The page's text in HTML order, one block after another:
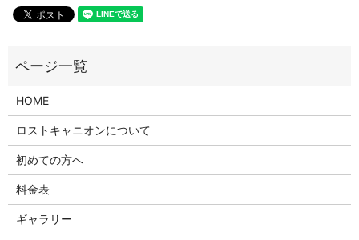
HOME
ロストキャニオンについて
初めての方へ
料金表
ギャラリー